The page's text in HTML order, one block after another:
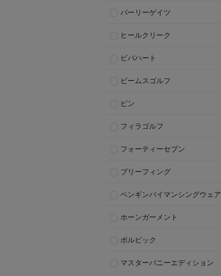
パーリーゲイツ
ヒールクリーク
ビバハート
ビームスゴルフ
ピン
フィラゴルフ
フォーティーセブン
ブリーフィング
ペンギンバイマンシングウェア
ホーンガーメント
ボルビック
マスターバニーエディション